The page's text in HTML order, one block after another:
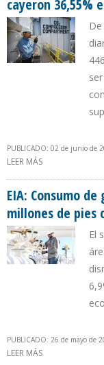
cayeron 36,55%
PUBLICADO: 02 de junio de
LEER MÁS
EIA: Consumo
millones de pies
El
PUBLICADO: 26 de mayo de
LEER MÁS